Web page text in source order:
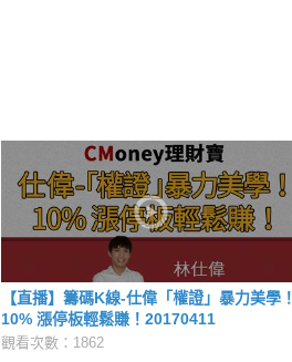
【直播】籌碼K線-仕偉「權證」暴力美學！
10% 漲停板輕鬆賺！20170411
觀看次數：1862